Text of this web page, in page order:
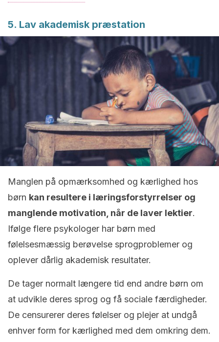
5. Lav akademisk præstation
Manglen på opmærksomhed og kærlighed hos
børn kan resultere i læringsforstyrrelser og
manglende motivation, når de laver lektier.
Ifølge flere psykologer har børn med
følelsesmæssig berøvelse sprogproblemer og
oplever dårlig akademisk resultater.
De tager normalt længere tid end andre børn om
at udvikle deres sprog og få sociale færdigheder.
De censurerer deres følelser og plejer at undgå
enhver form for kærlighed med dem omkring dem.